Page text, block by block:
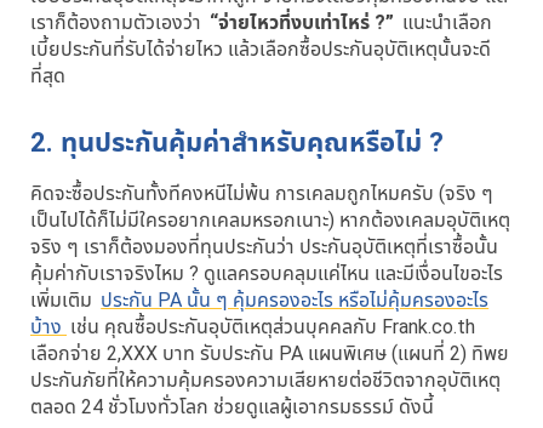
เราก็ต้องถามตัวเองว่า “จ่ายไหวที่งบเท่าไหร่ ?” แนะนำเลือก
เบี้ยประกันที่รับได้จ่ายไหว แล้วเลือกซื้อประกันอุบัติเหตุนั้นจะดี
ที่สุด
2. ทุนประกันคุ้มค่าสำหรับคุณหรือไม่ ?
คิดจะซื้อประกันทั้งทีคงหนีไม่พ้น การเคลมถูกไหมครับ (จริง ๆ
เป็นไปได้ก็ไม่มีใครอยากเคลมหรอกเนาะ) หากต้องเคลมอุบัติเหตุ
จริง ๆ เราก็ต้องมองที่ทุนประกันว่า ประกันอุบัติเหตุที่เราซื้อนั้น
คุ้มค่ากับเราจริงไหม ? ดูแลครอบคลุมแค่ไหน และมีเงื่อนไขอะไร
เพิ่มเติม ประกัน PA นั้น ๆ คุ้มครองอะไร หรือไม่คุ้มครองอะไร
บ้าง เช่น คุณซื้อประกันอุบัติเหตุส่วนบุคคลกับ Frank.co.th
เลือกจ่าย 2,XXX บาท รับประกัน PA แผนพิเศษ (แผนที่ 2) ทิพย
ประกันภัยที่ให้ความคุ้มครองความเสียหายต่อชีวิตจากอุบัติเหตุ
ตลอด 24 ชั่วโมงทั่วโลก ช่วยดูแลผู้เอากรมธรรม์ ดังนี้